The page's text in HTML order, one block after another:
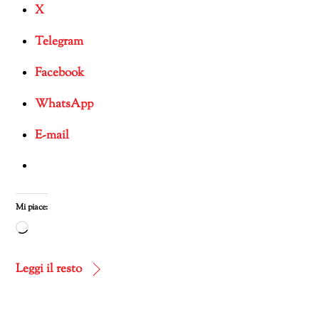
X
Telegram
Facebook
WhatsApp
E-mail
Mi piace:
Caricamento
corso…
Leggi il resto